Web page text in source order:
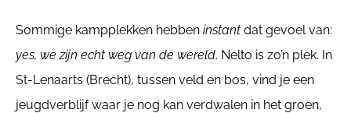
Sommige kampplekken hebben instant dat gevoel van:
yes, we zijn echt weg van de wereld. Nelto is zo’n plek. In
St-Lenaarts (Brecht), tussen veld en bos, vind je een
jeugdverblijf waar je nog kan verdwalen in het groen,